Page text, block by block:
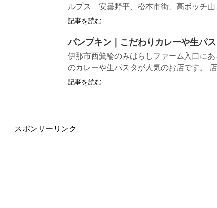
ルプス、安曇野平、松本市街、高ボッチ
記事を読む
パンプキン｜こだわりカレーや生パ
伊那市西箕輪のみはらしファーム入口に
のカレーや生パスタが人気のお店です。
記事を読む
スポンサーリンク